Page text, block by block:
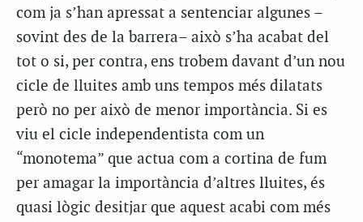
com ja s’han apressat a sentenciar algunes –
sovint des de la barrera– això s’ha acabat del
tot o si, per contra, ens trobem davant d’un nou
cicle de lluites amb uns tempos més dilatats
però no per això de menor importància. Si es
viu el cicle independentista com un
“monotema” que actua com a cortina de fum
per amagar la importància d’altres lluites, és
quasi lògic desitjar que aquest acabi com més